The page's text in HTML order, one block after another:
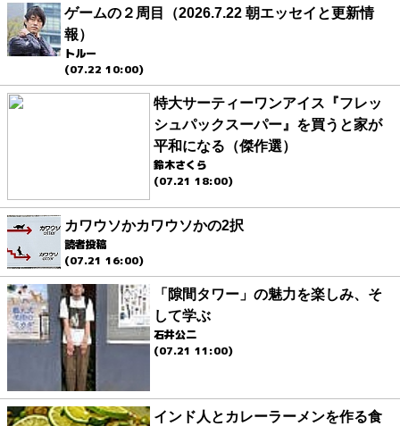
ゲームの２周目（2026.7.22 朝エッセイと更新情
報）
トルー
(07.22 10:00)
特大サーティーワンアイス『フレッ
シュパックスーパー』を買うと家が
平和になる（傑作選）
鈴木さくら
(07.21 18:00)
カワウソかカワウソかの2択
読者投稿
(07.21 16:00)
「隙間タワー」の魅力を楽しみ、そ
して学ぶ
石井公二
(07.21 11:00)
インド人とカレーラーメンを作る食